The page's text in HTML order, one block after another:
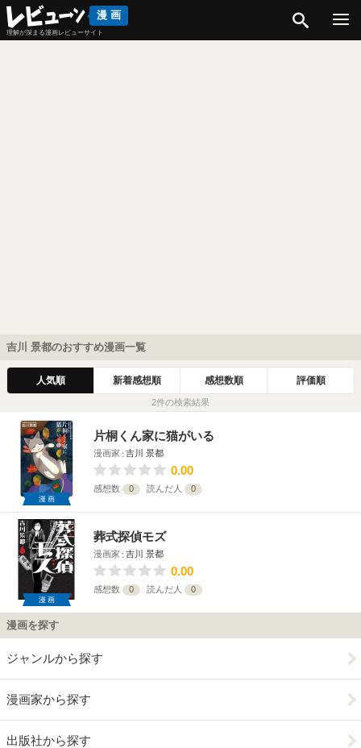
漫画
理解が深まる漫画レビューサイト
吉川 景都のおすすめ漫画一覧
人気順 新着感想順 感想数順 評価順
2件の検索結果
漫画
片桐くん家に猫がいる
漫画家 吉川 景都
0.00
感想数 0 読んだ人 0
漫画
葬式探偵モズ
漫画家 吉川 景都
0.00
感想数 0 読んだ人 0
漫画を探す
ジャンルから探す
漫画家から探す
出版社から探す